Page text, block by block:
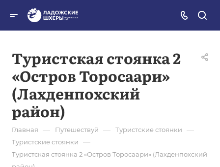
Туристская стоянка 2
«Остров Торосаари»
(Лахденпохский
район)
Главная — Путешествуй — Туристские стоянки —
Туристские стоянки —
Туристская стоянка 2 «Остров Торосаари» (Лахденпохский